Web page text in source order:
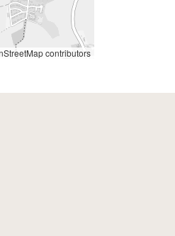
contributors